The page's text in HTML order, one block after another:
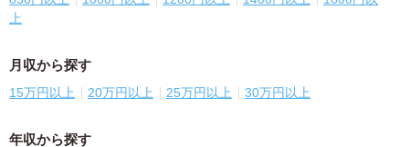
上
月収から探す
15万円以上 20万円以上 25万円以上 30万円以上
年収から探す